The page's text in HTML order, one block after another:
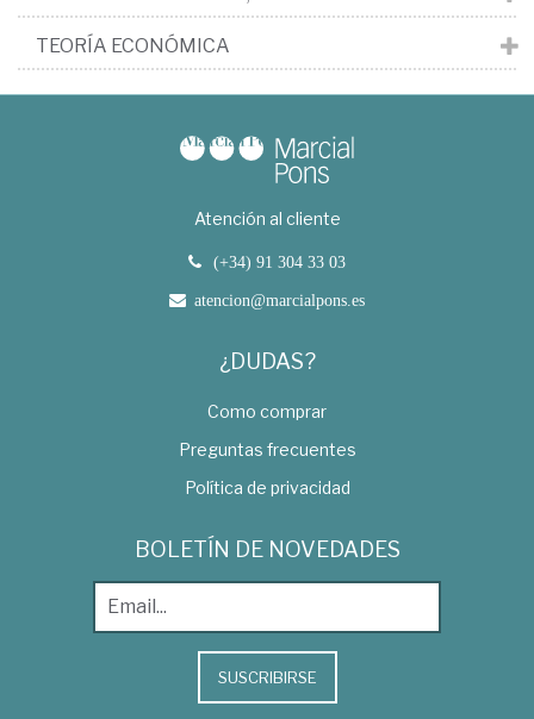
TEORÍA ECONÓMICA
Atención al cliente
(+34) 91 304 33 03
atencion@marcialpons.es
¿DUDAS?
Como comprar
Preguntas frecuentes
Política de privacidad
BOLETÍN DE NOVEDADES
SUSCRIBIRSE